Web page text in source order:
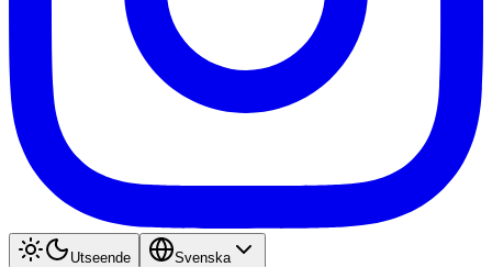
Utseende
Svenska